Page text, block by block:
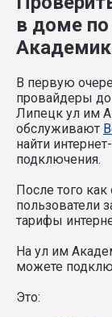
в доме
В первую
провайдеры
Липецк ул им
обслуживают
найти
подключения.
После того
пользователи
тарифы
На ул им
можете
Это: